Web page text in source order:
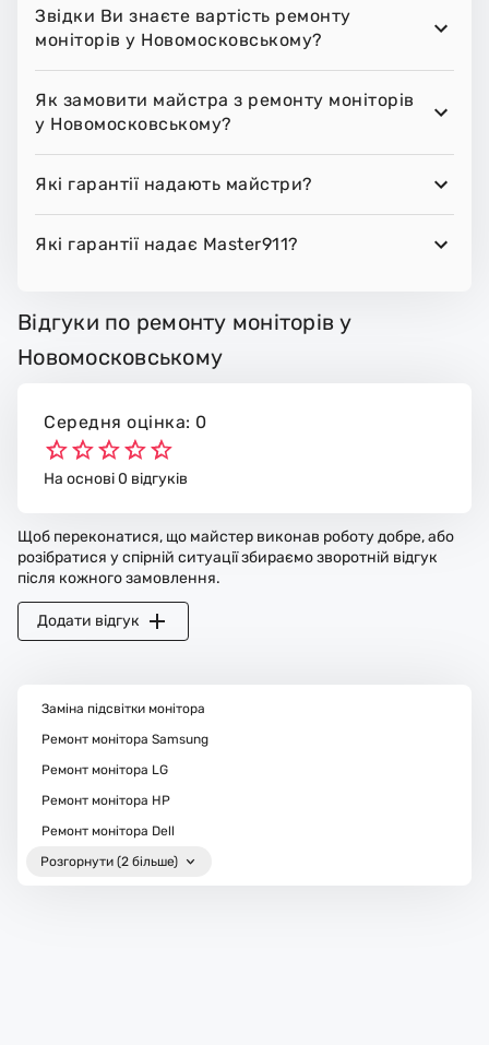
Звідки Ви знаєте вартість ремонту
моніторів у Новомосковському?
Як замовити майстра з ремонту моніторів
у Новомосковському?
Які гарантії надають майстри?
Які гарантії надає Master911?
Відгуки по ремонту моніторів у
Новомосковському
Середня оцінка: 0
На основі 0 відгуків
Щоб переконатися, що майстер виконав роботу добре, або
розібратися у спірній ситуації збираємо зворотній відгук
після кожного замовлення.
Додати відгук
Заміна підсвітки монітора
Ремонт монітора Samsung
Ремонт монітора LG
Ремонт монітора HP
Ремонт монітора Dell
Розгорнути (2 більше)